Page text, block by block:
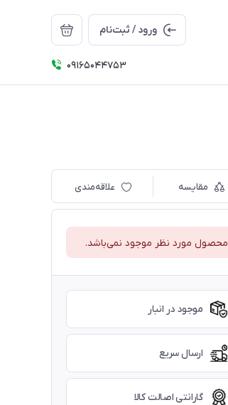
ورود / ثبت‌نام
09165044753
مقایسه علاقه‌مندی
محصول مورد نظر موجود نمی‌باشد.
موجود در انبار
ارسال سریع
گارانتی اصالت کالا